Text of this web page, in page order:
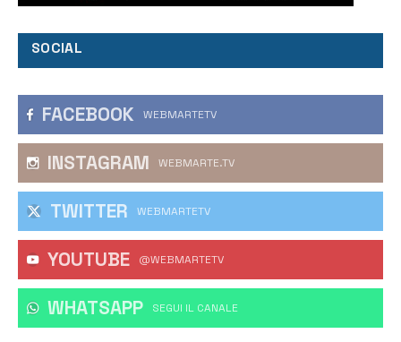
SOCIAL
FACEBOOK WEBMARTETV
INSTAGRAM WEBMARTE.TV
TWITTER WEBMARTETV
YOUTUBE @WEBMARTETV
WHATSAPP ‎SEGUI IL CANALE